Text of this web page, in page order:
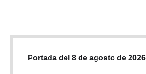
Portada del 8 de agosto de 2026